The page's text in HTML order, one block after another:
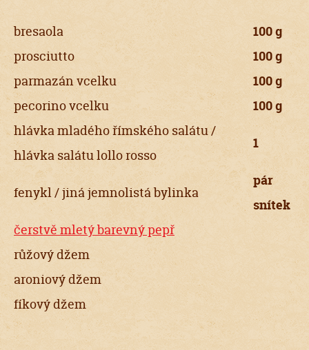
bresaola
100 g
prosciutto
100 g
parmazán vcelku
100 g
pecorino vcelku
100 g
hlávka mladého římského salátu /
hlávka salátu lollo rosso
1
fenykl / jiná jemnolistá bylinka
pár
snítek
čerstvě mletý barevný pepř
růžový džem
aroniový džem
fíkový džem